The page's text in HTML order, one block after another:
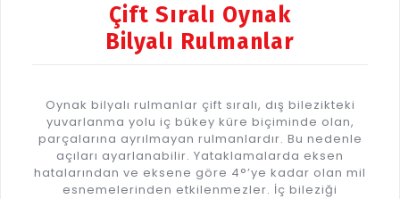
Çift Sıralı Oynak
Bilyalı Rulmanlar
Oynak bilyalı rulmanlar çift sıralı, dış bilezikteki
yuvarlanma yolu iç bükey küre biçiminde olan,
parçalarına ayrılmayan rulmanlardır. Bu nedenle
açıları ayarlanabilir. Yataklamalarda eksen
hatalarından ve eksene göre 4°’ye kadar olan mil
esnemelerinden etkilenmezler. İç bileziği